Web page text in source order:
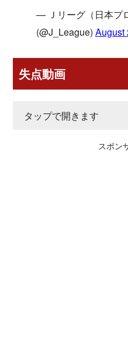
— Ｊリーグ（日本プ
(@J_League) August
失点動画
タップで開きます
スポン